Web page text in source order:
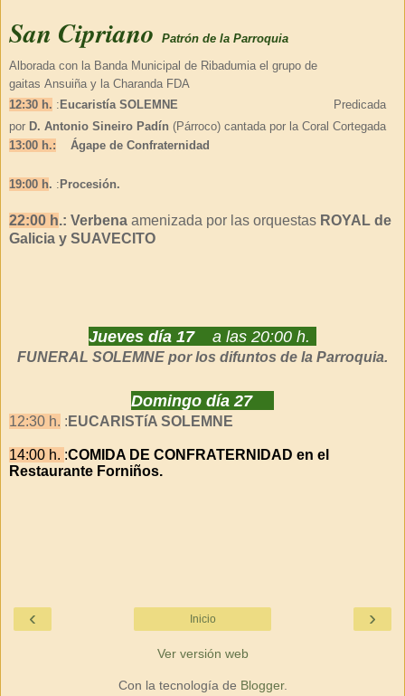
San Cipriano
Patrón de la Parroquia
Alborada con la Banda Municipal de Ribadumia el grupo de
gaitas Ansuiña y la Charanda FDA
12:30 h. : Eucaristía SOLEMNE
Predicada
por D. Antonio Sineiro Padín (Párroco) cantada por la Coral Cortegada
13:00 h.:
Ágape de Confraternidad
19:00 h. : Procesión.
22:00 h.: Verbena amenizada por las orquestas ROYAL de
Galicia y SUAVECITO
Jueves día 17 a las 20:00 h.
FUNERAL SOLEMNE por los difuntos de la Parroquia.
Domingo día 27
12:30 h. : EUCARISTíA SOLEMNE
14:00 h. :COMIDA DE CONFRATERNIDAD en el
Restaurante Forniños.
‹ ›
Inicio
Ver versión web
Con la tecnología de Blogger.